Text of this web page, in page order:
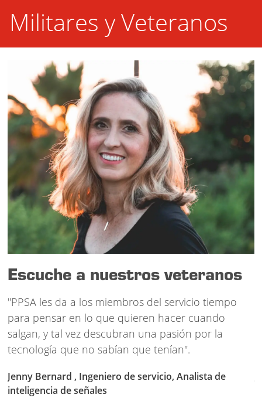
Militares y Veteranos
Escuche a nuestros veteranos
"PPSA les da a los miembros del servicio tiempo
para pensar en lo que quieren hacer cuando
salgan, y tal vez descubran una pasión por la
tecnología que no sabían que tenían".
Jenny Bernard , Ingeniero de servicio, Analista de
inteligencia de señales